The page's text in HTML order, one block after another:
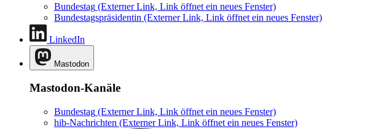
Bundestag (Externer Link, Link öffnet ein neues Fenster)
Bundestagspräsidentin (Externer Link, Link öffnet ein neues Fenster)
LinkedIn
Mastodon
Mastodon-Kanäle
Bundestag (Externer Link, Link öffnet ein neues Fenster)
hib-Nachrichten (Externer Link, Link öffnet ein neues Fenster)